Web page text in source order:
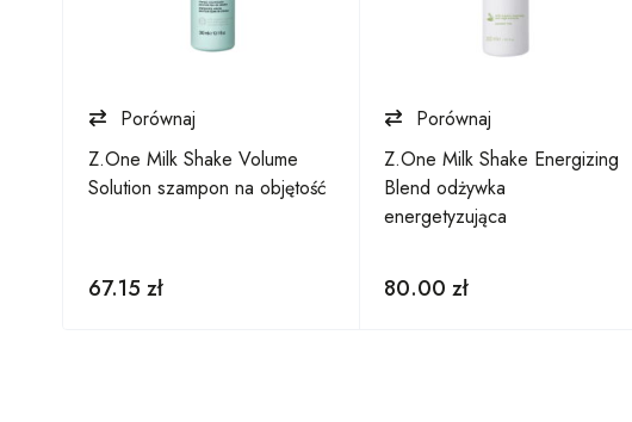
Porównaj
Z.One Milk Shake Volume
Solution szampon na objętość
67.15 zł
Porównaj
Z.One Milk Shake Energizing
Blend odżywka
energetyzująca
80.00 zł